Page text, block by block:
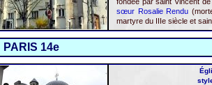
sœur Rosalie Rendu
martyre du IIIe siècle et
PARIS 14e